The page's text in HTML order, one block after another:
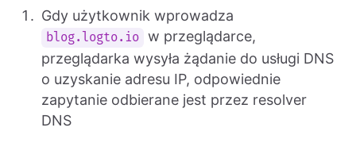
Gdy użytkownik wprowadza
blog.logto.io w przeglądarce,
przeglądarka wysyła żądanie do usługi DNS
o uzyskanie adresu IP, odpowiednie
zapytanie odbierane jest przez resolver
DNS